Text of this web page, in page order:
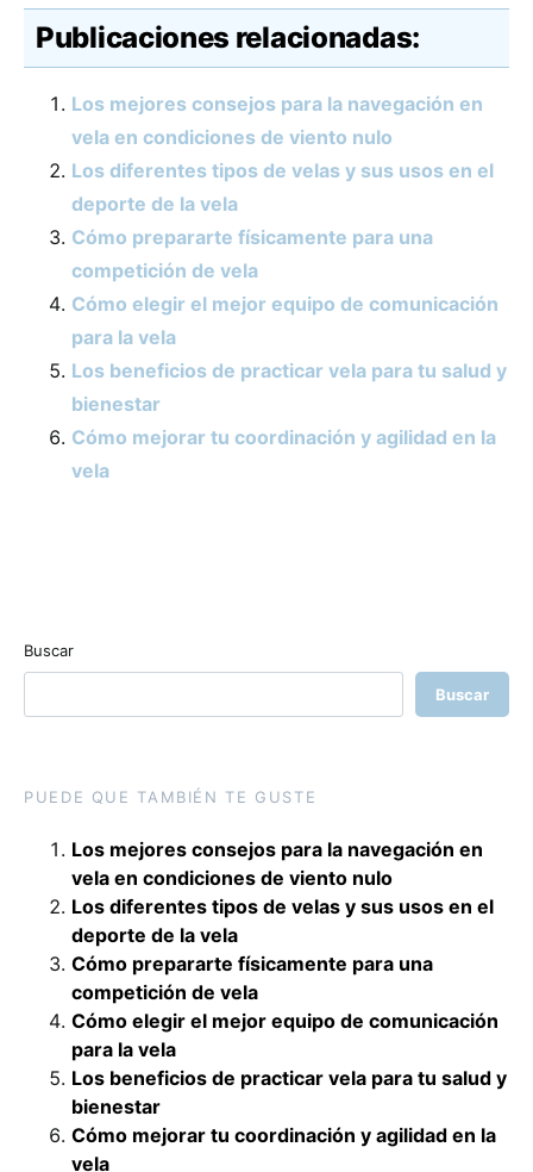
Publicaciones relacionadas:
Los mejores consejos para la navegación en
vela en condiciones de viento nulo
Los diferentes tipos de velas y sus usos en el
deporte de la vela
Cómo prepararte físicamente para una
competición de vela
Cómo elegir el mejor equipo de comunicación
para la vela
Los beneficios de practicar vela para tu salud y
bienestar
Cómo mejorar tu coordinación y agilidad en la
vela
Buscar
Buscar
PUEDE QUE TAMBIÉN TE GUSTE
Los mejores consejos para la navegación en
vela en condiciones de viento nulo
Los diferentes tipos de velas y sus usos en el
deporte de la vela
Cómo prepararte físicamente para una
competición de vela
Cómo elegir el mejor equipo de comunicación
para la vela
Los beneficios de practicar vela para tu salud y
bienestar
Cómo mejorar tu coordinación y agilidad en la
vela